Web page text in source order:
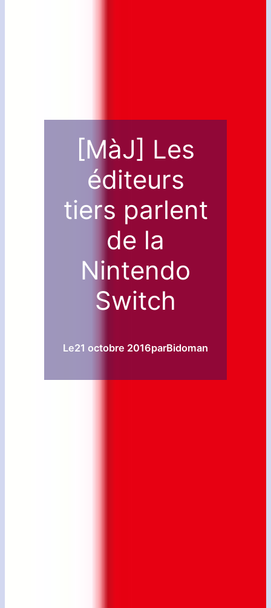
[MàJ] Les
éditeurs
tiers parlent
de la
Nintendo
Switch
Le21 octobre 2016parBidoman